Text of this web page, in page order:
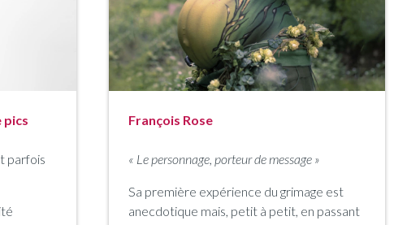
pics
parfois
François Rose
« Le personnage, porteur de message »
Sa première expérience du grimage est
anecdotique mais, petit à petit, en passant